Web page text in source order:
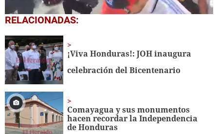
0
seconds
1
minute,
12
seconds
RELACIONADAS:
¡Viva Honduras!: JOH inaugura
celebración del Bicentenario
Comayagua y sus monumentos
hacen recordar la Independencia
de Honduras